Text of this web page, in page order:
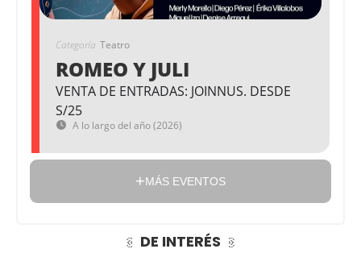
Categoría Teatro
ROMEO Y JULI
VENTA DE ENTRADAS: JOINNUS. DESDE
S/25
A lo largo del año (2026)
MÁS EVENTOS
DE INTERÉS